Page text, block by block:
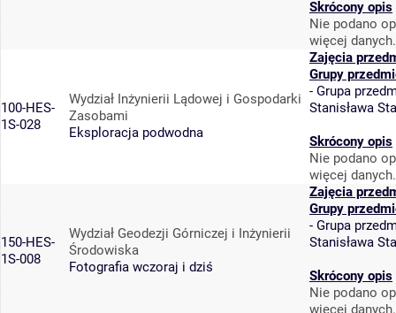
Skrócony opis
Nie podano
więcej danych.
100-HES-
1S-028
Wydział Inżynierii Lądowej i Gospodarki
Zasobami
Eksploracja podwodna
Zajęcia
Grupy
- Grupa
Stanisława
Skrócony opis
Nie podano
więcej danych.
150-HES-
1S-008
Wydział Geodezji Górniczej i Inżynierii
Środowiska
Fotografia wczoraj i dziś
Zajęcia
Grupy
- Grupa
Stanisława
Skrócony opis
Nie podano
więcej danych.